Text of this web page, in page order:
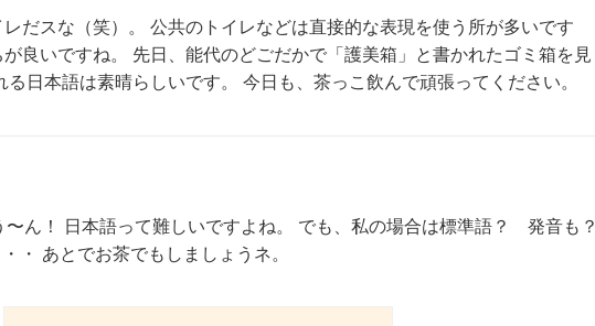
だスな（笑）。 公共のトイレなどは直接的な表現を使う所が多いです
良いですね。 先日、能代のどごだかで「護美箱」と書かれたゴミ箱を見
日本語は素晴らしいです。 今日も、茶っこ飲んで頑張ってください。
〜ん！ 日本語って難しいですよね。 でも、私の場合は標準語？ 発音も？
・ あとでお茶でもしましょうネ。